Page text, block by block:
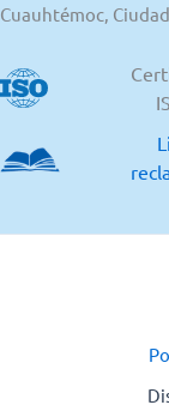
Cuauhtémoc,